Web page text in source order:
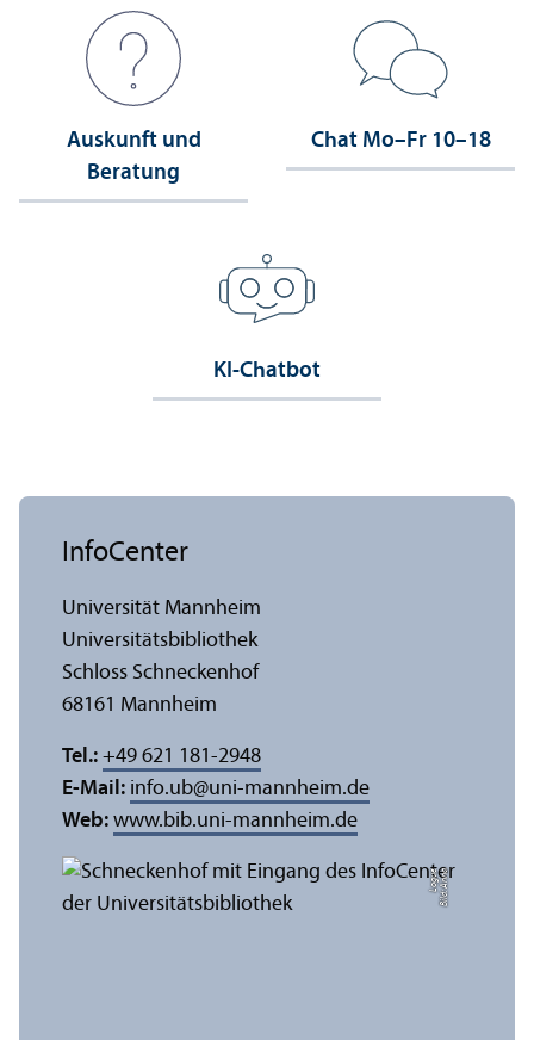
Auskunft und
Beratung
Chat Mo–Fr 10–18
KI-Chatbot
Bil
d:
A
n
n
a
L
o
g
u
e
InfoCenter
Universität Mannheim
Universitäts­bibliothek
Schloss Schneckenhof
68161 Mannheim
Tel.: +49 621 181-2948
E-Mail: info.ub@uni-mannheim.de
Web: www.bib.uni-mannheim.de